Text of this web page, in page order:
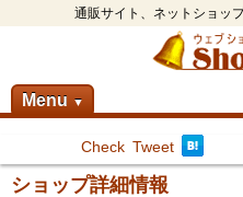
通販サイト、ネットショッ
Menu ▼
Check Tweet
ショップ詳細情報